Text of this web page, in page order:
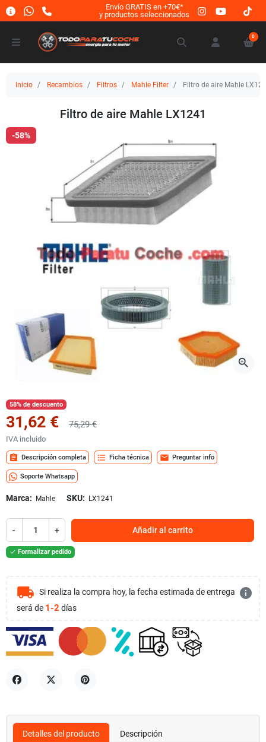
Envío GRATIS en +70€*
y productos seleccionados
0
Inicio Recambios Filtros Mahle Filter Filtro de aire Mahle
Filtro de aire Mahle LX1241
-58%
zoom_in
58% de descuento
31,62 € 75,29 €
IVA incluido
assignment Descripción completa format_list_bulleted Ficha técnica mail Preguntar info
Soporte Whatsapp
Marca: Mahle SKU: LX1241
- + Añadir al carrito
 Formalizar pedido
local_shipping Si realiza la compra hoy, la fecha estimada de entrega
será de 1-2 días
info
Detalles del producto Descripción